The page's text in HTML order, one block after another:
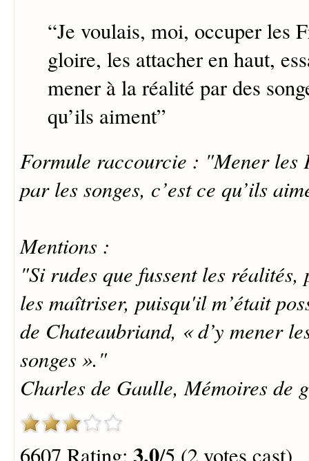
“Je voulais, moi, occuper les
gloire, les attacher en haut,
mener à la réalité par des
qu’ils aiment”
Formule raccourcie : "Mener les
par les songes, c’est ce qu’ils
Mentions :
"Si rudes que fussent les
les maîtriser, puisqu'il m’était
de Chateaubriand, « d’y mener
songes »."
Charles de Gaulle, Mémoires de